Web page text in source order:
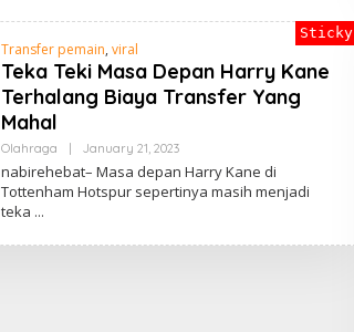
Transfer pemain, viral
Teka Teki Masa Depan Harry Kane
Terhalang Biaya Transfer Yang
Mahal
Olahraga January 21, 2023By
nabirehebat– Masa depan Harry Kane di
Tottenham Hotspur sepertinya masih menjadi
teka
Sticky